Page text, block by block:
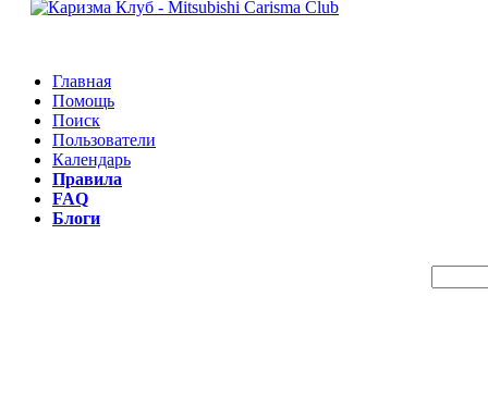
Главная
Помощь
Поиск
Пользователи
Календарь
Правила
FAQ
Блоги